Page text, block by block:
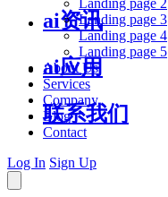
ai资讯
ai应用
联系我们
Landing page 2
Landing page 3
Landing page 4
Landing page 5
About Us
Services
Company
Blog
Contact
Log In Sign Up